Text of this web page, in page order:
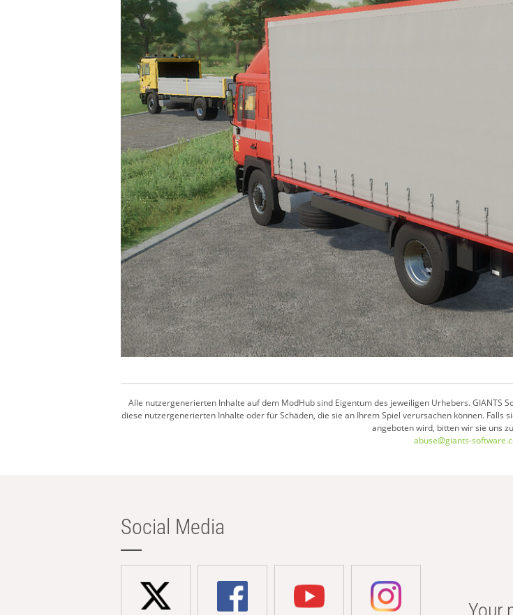
Alle nutzergenerierten Inhalte auf dem ModHub sind Eigentum des jeweiligen Urhebers.
diese nutzergenerierten Inhalte oder für Schäden, die sie an Ihrem Spiel verursachen können.
angeboten wird, bitten wir sie uns
abuse@giants-
Social Media
Your